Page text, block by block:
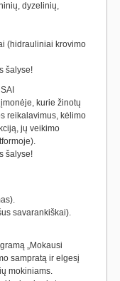
dyzelinių,
(hidrauliniai krovimo
šalyse!
kurie žinotų
reikalavimus, kėlimo
jų veikimo
šalyse!
savarankiškai).
„Mokausi
sampratą ir elgesį
mokiniams.